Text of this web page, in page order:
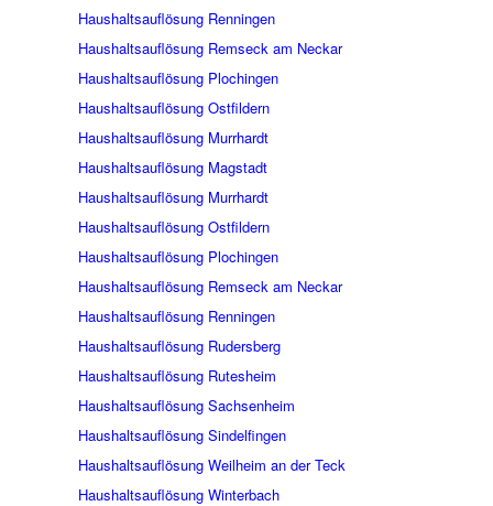
Haushaltsauflösung Renningen
Haushaltsauflösung Remseck am Neckar
Haushaltsauflösung Plochingen
Haushaltsauflösung Ostfildern
Haushaltsauflösung Murrhardt
Haushaltsauflösung Magstadt
Haushaltsauflösung Murrhardt
Haushaltsauflösung Ostfildern
Haushaltsauflösung Plochingen
Haushaltsauflösung Remseck am Neckar
Haushaltsauflösung Renningen
Haushaltsauflösung Rudersberg
Haushaltsauflösung Rutesheim
Haushaltsauflösung Sachsenheim
Haushaltsauflösung Sindelfingen
Haushaltsauflösung Weilheim an der Teck
Haushaltsauflösung Winterbach